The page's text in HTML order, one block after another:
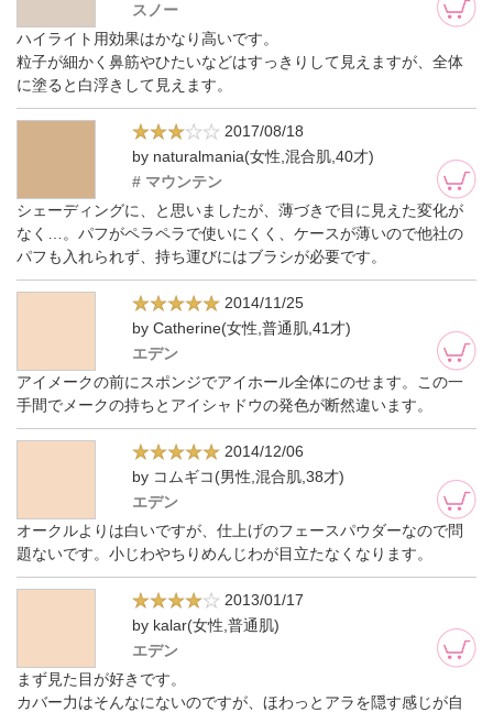
スノー
ハイライト用効果はかなり高いです。
粒子が細かく鼻筋やひたいなどはすっきりして見えますが、全体
に塗ると白浮きして見えます。
2017/08/18
by naturalmania(女性,混合肌,40才)
# マウンテン
シェーディングに、と思いましたが、薄づきで目に見えた変化が
なく…。パフがペラペラで使いにくく、ケースが薄いので他社の
パフも入れられず、持ち運びにはブラシが必要です。
2014/11/25
by Catherine(女性,普通肌,41才)
エデン
アイメークの前にスポンジでアイホール全体にのせます。この一
手間でメークの持ちとアイシャドウの発色が断然違います。
2014/12/06
by コムギコ(男性,混合肌,38才)
エデン
オークルよりは白いですが、仕上げのフェースパウダーなので問
題ないです。小じわやちりめんじわが目立たなくなります。
2013/01/17
by kalar(女性,普通肌)
エデン
まず見た目が好きです。
カバー力はそんなにないのですが、ほわっとアラを隠す感じが自